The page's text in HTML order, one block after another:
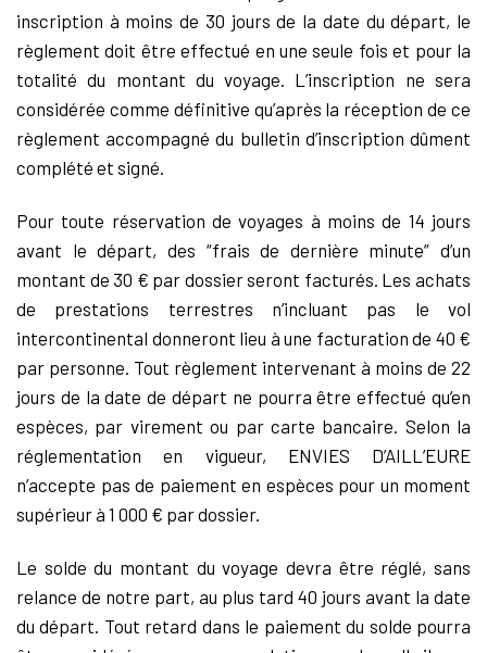
inscription à moins de 30 jours de la date du départ, le
règlement doit être effectué en une seule fois et pour la
totalité du montant du voyage. L’inscription ne sera
considérée comme définitive qu’après la réception de ce
règlement accompagné du bulletin d’inscription dûment
complété et signé.
Pour toute réservation de voyages à moins de 14 jours
avant le départ, des “frais de dernière minute” d’un
montant de 30 € par dossier seront facturés. Les achats
de prestations terrestres n’incluant pas le vol
intercontinental donneront lieu à une facturation de 40 €
par personne. Tout règlement intervenant à moins de 22
jours de la date de départ ne pourra être effectué qu’en
espèces, par virement ou par carte bancaire. Selon la
réglementation en vigueur, ENVIES D’AILL’EURE
n’accepte pas de paiement en espèces pour un moment
supérieur à 1 000 € par dossier.
Le solde du montant du voyage devra être réglé, sans
relance de notre part, au plus tard 40 jours avant la date
du départ. Tout retard dans le paiement du solde pourra